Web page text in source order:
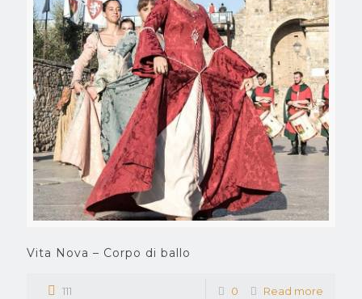
Vita Nova – Corpo di ballo
111 0 Read more